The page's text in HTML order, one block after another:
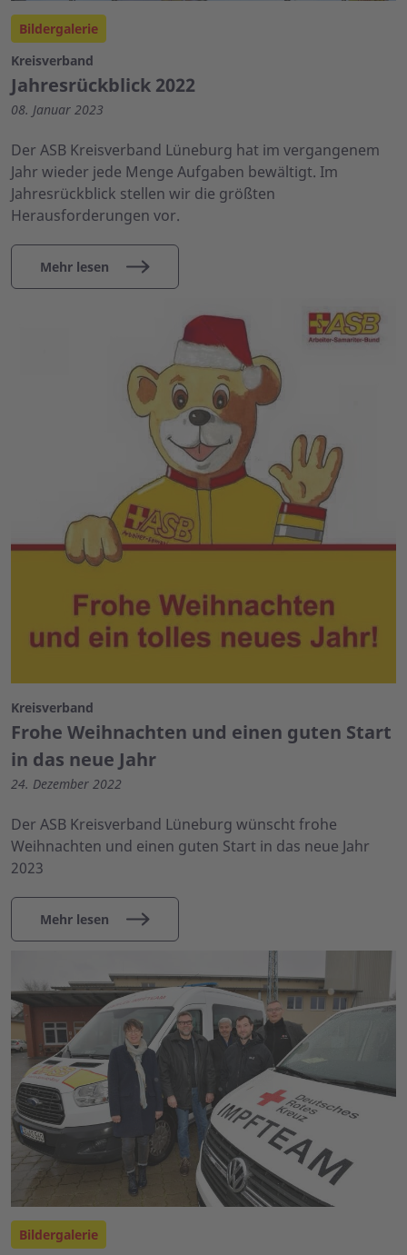
Bildergalerie
Kreisverband
Jahresrückblick 2022
08. Januar 2023
Der ASB Kreisverband Lüneburg hat im vergangenem
Jahr wieder jede Menge Aufgaben bewältigt. Im
Jahresrückblick stellen wir die größten
Herausforderungen vor.
Mehr lesen
Kreisverband
Frohe Weihnachten und einen guten Start
in das neue Jahr
24. Dezember 2022
Der ASB Kreisverband Lüneburg wünscht frohe
Weihnachten und einen guten Start in das neue Jahr
2023
Mehr lesen
Bildergalerie